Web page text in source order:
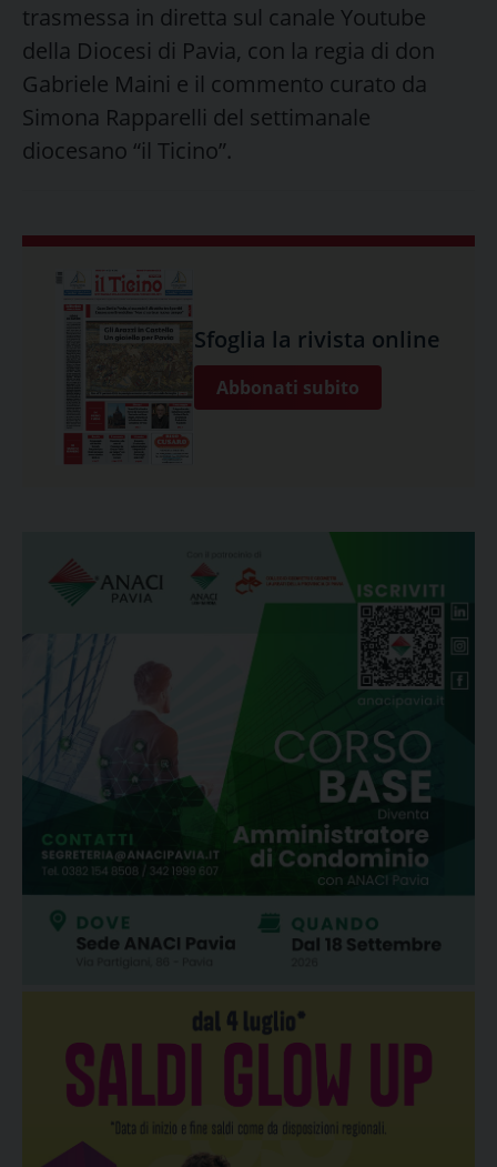
trasmessa in diretta sul canale Youtube
della Diocesi di Pavia, con la regia di don
Gabriele Maini e il commento curato da
Simona Rapparelli del settimanale
diocesano “il Ticino”.
Sfoglia la rivista online
Abbonati subito